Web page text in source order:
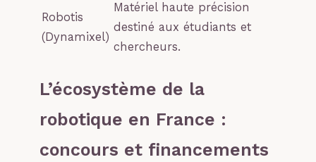
Robotis
(Dynamixel)
Matériel haute précision
destiné aux étudiants et
chercheurs.
L’écosystème de la
robotique en France :
concours et financements